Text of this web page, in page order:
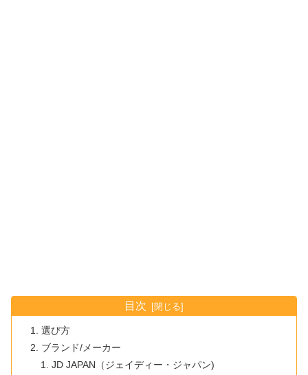
目次
選び方
ブランド/メーカー
JD JAPAN（ジェイディー・ジャパン)